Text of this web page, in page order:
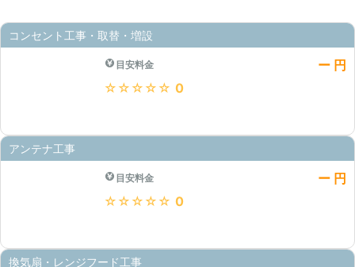
コンセント工事・取替・増設
目安料金
ー 円
★★★★★ 0
アンテナ工事
目安料金
ー 円
★★★★★ 0
換気扇・レンジフード工事